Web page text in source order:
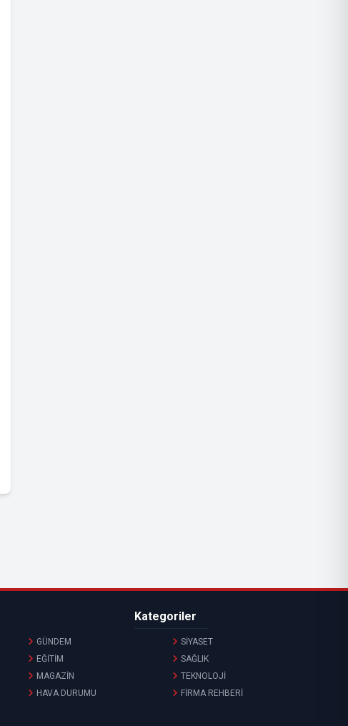
Kategoriler
GÜNDEM
SİYASET
EĞİTİM
SAĞLIK
MAGAZİN
TEKNOLOJİ
HAVA DURUMU
FİRMA REHBERİ